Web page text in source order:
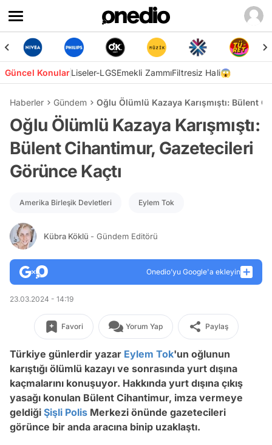
Güncel KonularLiseler-LGSEmekli ZammıFiltresiz Hali😱
Haberler Gündem Oğlu Ölümlü Kazaya Karışmıştı: Bülent
Oğlu Ölümlü Kazaya Karışmıştı:
Bülent Cihantimur, Gazetecileri
Görünce Kaçtı
Amerika Birleşik Devletleri Eylem Tok
Kübra Köklü - Gündem Editörü
Onedio’yu Google'a ekleyin
23.03.2024 - 14:19
Favori Yorum Yap Paylaş
Türkiye günlerdir yazar Eylem Tok'un oğlunun
karıştığı ölümlü kazayı ve sonrasında yurt dışına
kaçmalarını konuşuyor. Hakkında yurt dışına çıkış
yasağı konulan Bülent Cihantimur, imza vermeye
geldiği Şişli Polis Merkezi önünde gazetecileri
görünce bir anda aracına binip uzaklaştı.